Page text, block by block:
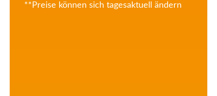
**Preise können sich tagesaktuell ändern